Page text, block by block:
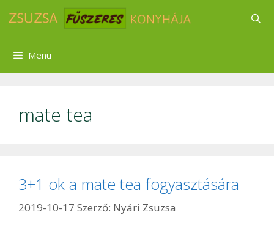
Menu
mate tea
3+1 ok a mate tea fogyasztására
2019-10-17 Szerző: Nyári Zsuzsa